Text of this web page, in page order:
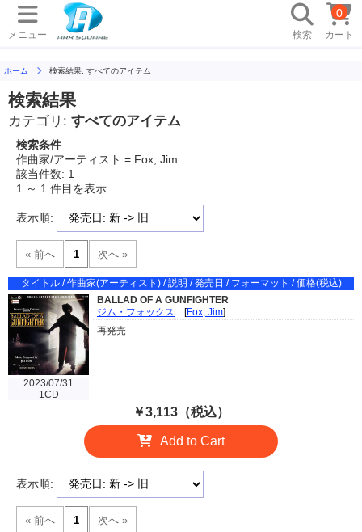
メニュー 検索 カート
0
ホーム 検索結果: すべてのアイテム
検索結果
カテゴリ: すべてのアイテム
検索条件
作曲家/アーティスト = Fox, Jim
該当件数: 1
1 ～ 1 件目を表示
表示順:
タイトル / 作曲家(アーティスト) / 説明 / 発売日 / フォーマット / 価格(税込)
2023/07/31
1CD
BALLAD OF A GUNFIGHTER
ジム・フォックス [Fox, Jim]
再発売
￥3,113（税込）
Add to Cart
表示順: